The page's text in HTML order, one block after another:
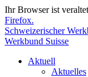
Ihr Browser ist
Firefox.
Schweizerischer
Werkbund Suisse
Aktuell
Aktuelles